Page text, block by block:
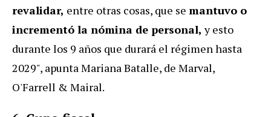
revalidar, entre otras cosas, que se mantuvo o
incrementó la nómina de personal, y esto
durante los 9 años que durará el régimen hasta
2029", apunta Mariana Batalle, de Marval,
O'Farrell & Mairal.